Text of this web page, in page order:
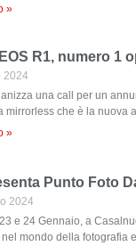
»
R1, numero 1
2024
una call per un
mirrorless che è la nuova
»
Punto Foto
2024
e 24 Gennaio, a
mondo della fotografia